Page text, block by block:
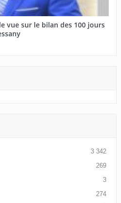
vue sur le bilan des 100 jours
3 342
269
3
274